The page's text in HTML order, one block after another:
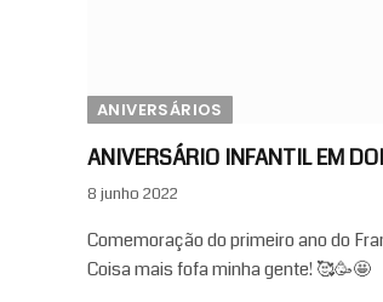
ANIVERSÁRIOS
ANIVERSÁRIO INFANTIL EM
8 junho 2022
Comemoração do primeiro ano do
Coisa mais fofa minha gente! 🥰🥳🤩